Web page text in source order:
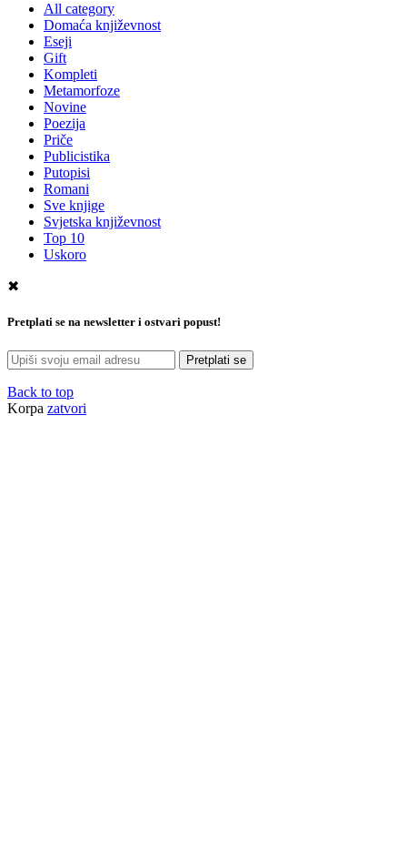
All category
Domaća književnost
Eseji
Gift
Kompleti
Metamorfoze
Novine
Poezija
Priče
Publicistika
Putopisi
Romani
Sve knjige
Svjetska književnost
Top 10
Uskoro
✖
Pretplati se na newsletter i ostvari popust!
Pretplati se
Back to top
Korpa zatvori